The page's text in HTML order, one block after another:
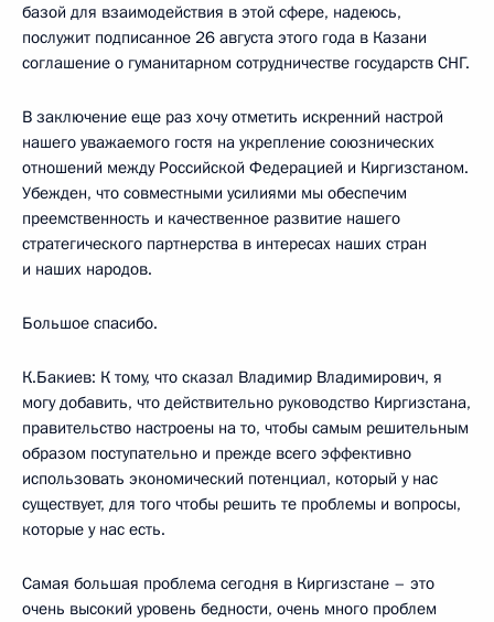
базой для взаимодействия в этой сфере, надеюсь,
послужит подписанное 26 августа этого года в Казани
соглашение о гуманитарном сотрудничестве государств СНГ.
В заключение еще раз хочу отметить искренний настрой
нашего уважаемого гостя на укрепление союзнических
отношений между Российской Федерацией и Киргизстаном.
Убежден, что совместными усилиями мы обеспечим
преемственность и качественное развитие нашего
стратегического партнерства в интересах наших стран
и наших народов.
Большое спасибо.
К.Бакиев: К тому, что сказал Владимир Владимирович, я
могу добавить, что действительно руководство Киргизстана,
правительство настроены на то, чтобы самым решительным
образом поступательно и прежде всего эффективно
использовать экономический потенциал, который у нас
существует, для того чтобы решить те проблемы и вопросы,
которые у нас есть.
Самая большая проблема сегодня в Киргизстане – это
очень высокий уровень бедности, очень много проблем